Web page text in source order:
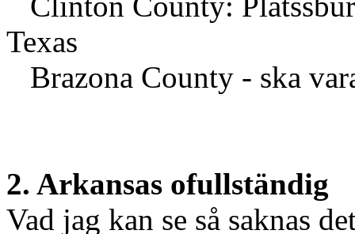
Texas
Brazona County - ska
2. Arkansas ofullständig
Vad jag kan se så saknas